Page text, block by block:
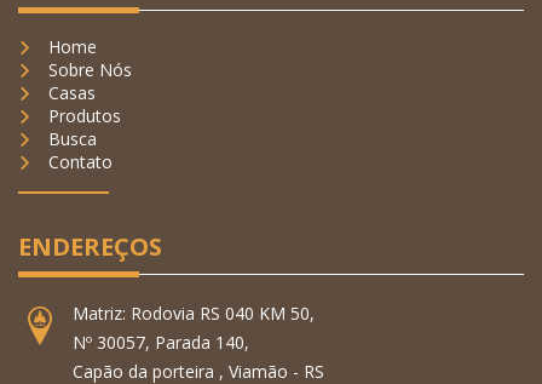
Home
Sobre Nós
Casas
Produtos
Busca
Contato
ENDEREÇOS
Matriz: Rodovia RS 040 KM 50,
Nº 30057, Parada 140,
Capão da porteira , Viamão - RS